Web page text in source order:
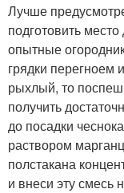
Лучше
подготовить
опытные
грядки перегноем
рыхлый, то
получить
до посадки
раствором
полстакана
и внеси эту смесь